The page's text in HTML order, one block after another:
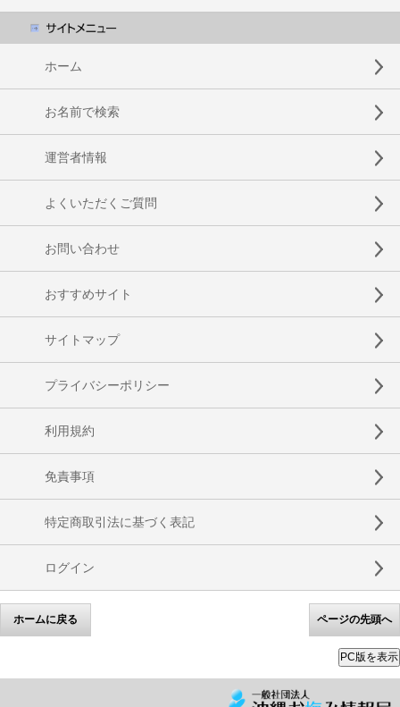
ホーム
お名前で検索
運営者情報
よくいただくご質問
お問い合わせ
おすすめサイト
サイトマップ
プライバシーポリシー
利用規約
免責事項
特定商取引法に基づく表記
ログイン
ホームに戻る ページの先頭へ